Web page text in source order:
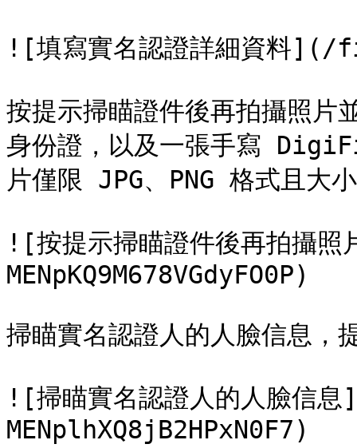
![填寫實名認證詳細資料](/
按提示掃瞄證件後再拍攝照片
身份證，以及一張手寫
片僅限 JPG、PNG 格式且大
![按提示掃瞄證件後再拍
MENpKQ9M678VGdyFO0P)
掃瞄實名認證人的人臉信息，
![掃瞄實名認證人的人臉
MENplhXQ8jB2HPxN0F7)